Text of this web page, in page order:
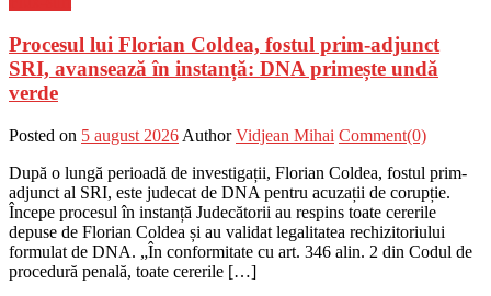
Procesul lui Florian Coldea, fostul prim-adjunct
SRI, avansează în instanță: DNA primește undă
verde
Posted on 5 august 2026 Author Vidjean Mihai Comment(0)
După o lungă perioadă de investigații, Florian Coldea, fostul prim-
adjunct al SRI, este judecat de DNA pentru acuzații de corupție.
Începe procesul în instanță Judecătorii au respins toate cererile
depuse de Florian Coldea și au validat legalitatea rechizitoriului
formulat de DNA. „În conformitate cu art. 346 alin. 2 din Codul de
procedură penală, toate cererile […]